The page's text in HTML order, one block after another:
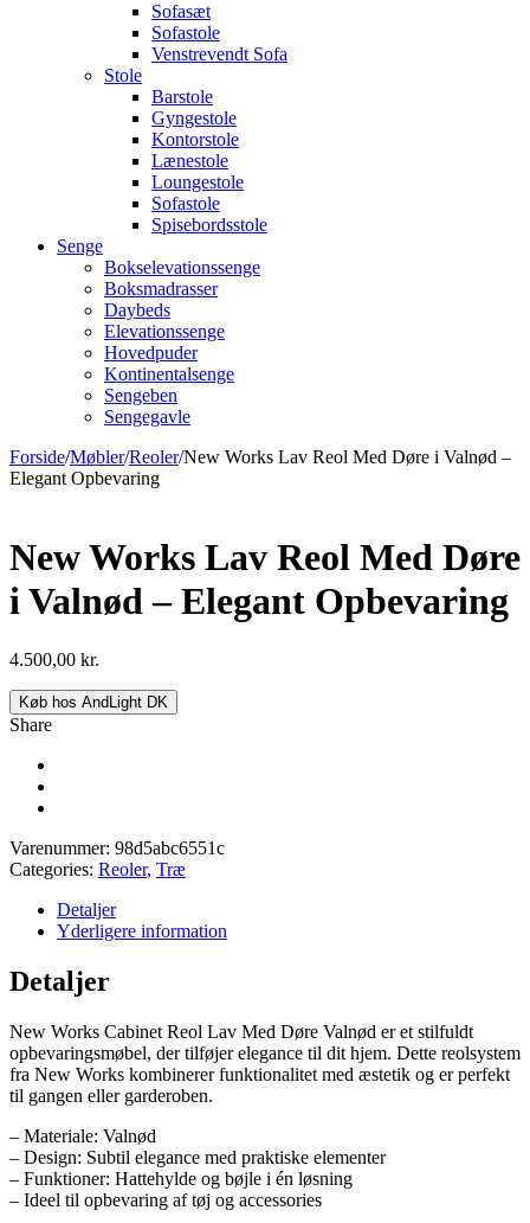
Sofasæt
Sofastole
Venstrevendt Sofa
Stole
Barstole
Gyngestole
Kontorstole
Lænestole
Loungestole
Sofastole
Spisebordsstole
Senge
Bokselevationssenge
Boksmadrasser
Daybeds
Elevationssenge
Hovedpuder
Kontinentalsenge
Sengeben
Sengegavle
Forside/Møbler/Reoler/New Works Lav Reol Med Døre i Valnød –
Elegant Opbevaring
New Works Lav Reol Med Døre
i Valnød – Elegant Opbevaring
4.500,00 kr.
Køb hos AndLight DK
Share
Varenummer: 98d5abc6551c
Categories: Reoler, Træ
Detaljer
Yderligere information
Detaljer
New Works Cabinet Reol Lav Med Døre Valnød er et stilfuldt
opbevaringsmøbel, der tilføjer elegance til dit hjem. Dette reolsystem
fra New Works kombinerer funktionalitet med æstetik og er perfekt
til gangen eller garderoben.
– Materiale: Valnød
– Design: Subtil elegance med praktiske elementer
– Funktioner: Hattehylde og bøjle i én løsning
– Ideel til opbevaring af tøj og accessories